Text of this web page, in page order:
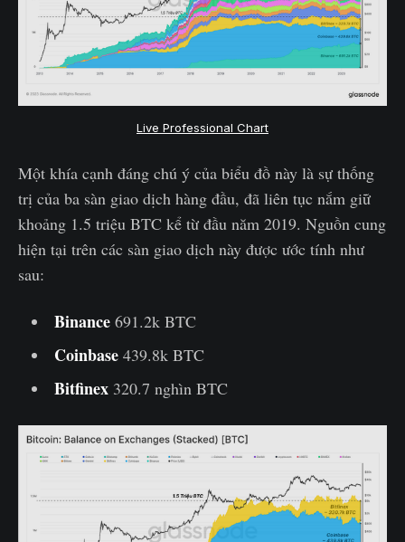
Live Professional Chart
Một khía cạnh đáng chú ý của biểu đồ này là sự thống
trị của ba sàn giao dịch hàng đầu, đã liên tục nắm giữ
khoảng 1.5 triệu BTC kể từ đầu năm 2019. Nguồn cung
hiện tại trên các sàn giao dịch này được ước tính như
sau:
Binance691.2k BTC
Coinbase439.8k BTC
Bitfinex320.7 nghìn BTC